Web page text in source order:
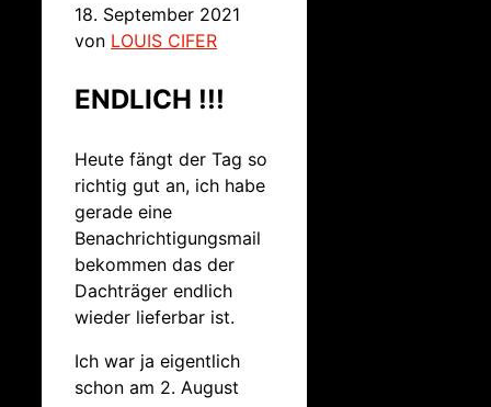
18. September 2021
von LOUIS CIFER
ENDLICH !!!
Heute fängt der Tag so
richtig gut an, ich habe
gerade eine
Benachrichtigungsmail
bekommen das der
Dachträger endlich
wieder lieferbar ist.
Ich war ja eigentlich
schon am 2. August